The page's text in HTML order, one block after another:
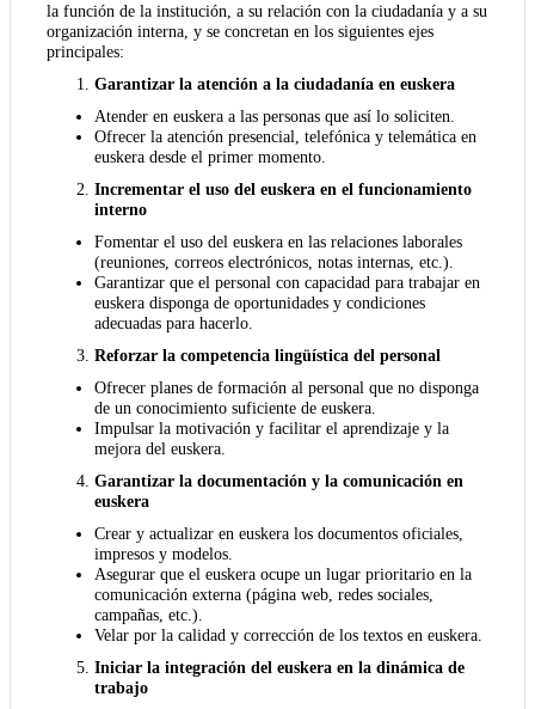
la función de la institución, a su relación con la ciudadanía y a su
organización interna, y se concretan en los siguientes ejes
principales:
Garantizar la atención a la ciudadanía en euskera
Atender en euskera a las personas que así lo soliciten.
Ofrecer la atención presencial, telefónica y telemática en
euskera desde el primer momento.
Incrementar el uso del euskera en el funcionamiento
interno
Fomentar el uso del euskera en las relaciones laborales
(reuniones, correos electrónicos, notas internas, etc.).
Garantizar que el personal con capacidad para trabajar en
euskera disponga de oportunidades y condiciones
adecuadas para hacerlo.
Reforzar la competencia lingüística del personal
Ofrecer planes de formación al personal que no disponga
de un conocimiento suficiente de euskera.
Impulsar la motivación y facilitar el aprendizaje y la
mejora del euskera.
Garantizar la documentación y la comunicación en
euskera
Crear y actualizar en euskera los documentos oficiales,
impresos y modelos.
Asegurar que el euskera ocupe un lugar prioritario en la
comunicación externa (página web, redes sociales,
campañas, etc.).
Velar por la calidad y corrección de los textos en euskera.
Iniciar la integración del euskera en la dinámica de
trabajo